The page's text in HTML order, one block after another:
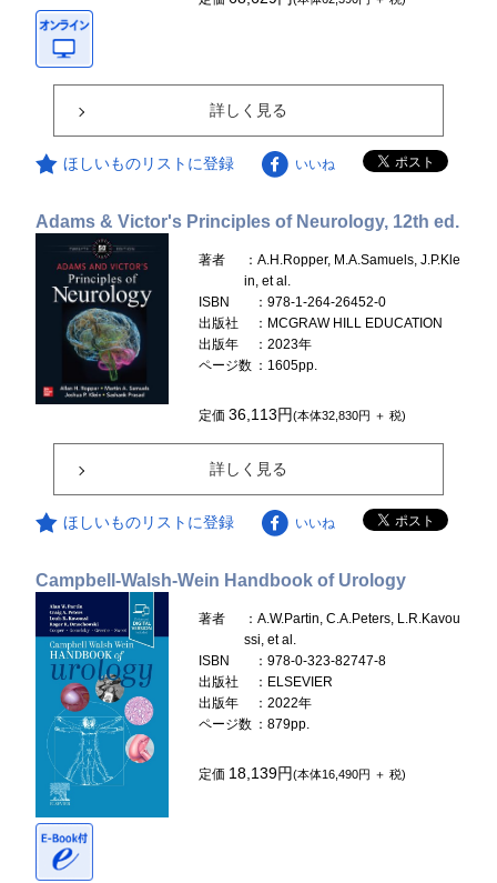
詳しく見る
ほしいものリストに登録 いいね
Adams & Victor's Principles of Neurology, 12th ed.
著者
：A.H.Ropper, M.A.Samuels, J.P.Kle
in, et al.
ISBN
：978-1-264-26452-0
出版社
：MCGRAW HILL EDUCATION
出版年
：2023年
ページ数 ：1605pp.
定価36,113円(本体32,830円 ＋ 税)
詳しく見る
ほしいものリストに登録 いいね
Campbell-Walsh-Wein Handbook of Urology
著者
：A.W.Partin, C.A.Peters, L.R.Kavou
ssi, et al.
ISBN
：978-0-323-82747-8
出版社
：ELSEVIER
出版年
：2022年
ページ数 ：879pp.
定価 18,139円(本体16,490円 ＋ 税)